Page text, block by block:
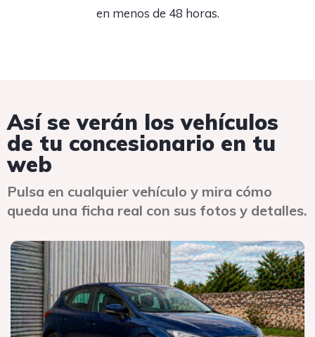
en menos de 48 horas.
Así se verán los vehículos
de tu concesionario en tu
web
Pulsa en cualquier vehículo y mira cómo
queda una ficha real con sus fotos y detalles.